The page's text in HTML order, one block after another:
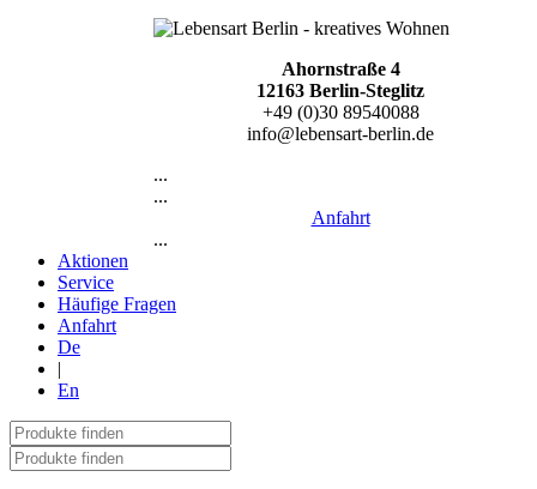
Ahornstraße 4
12163 Berlin-Steglitz
+49 (0)30 89540088
info@lebensart-berlin.de
...
...
Anfahrt
...
Aktionen
Service
Häufige Fragen
Anfahrt
De
|
En